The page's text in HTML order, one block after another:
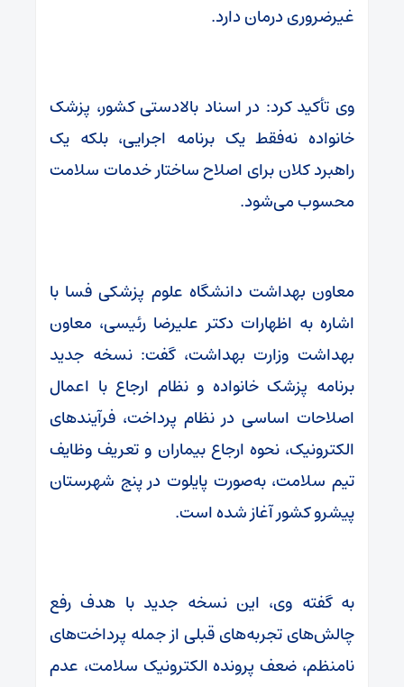
غیرضروری درمان دارد.
وی تأکید کرد: در اسناد بالادستی کشور، پزشک
خانواده نه‌فقط یک برنامه اجرایی، بلکه یک
راهبرد کلان برای اصلاح ساختار خدمات سلامت
محسوب می‌شود.
معاون بهداشت دانشگاه علوم پزشکی فسا با
اشاره به اظهارات دکتر علیرضا رئیسی، معاون
بهداشت وزارت بهداشت، گفت: نسخه جدید
برنامه پزشک خانواده و نظام ارجاع با اعمال
اصلاحات اساسی در نظام پرداخت، فرآیندهای
الکترونیک، نحوه ارجاع بیماران و تعریف وظایف
تیم سلامت، به‌صورت پایلوت در پنج شهرستان
پیشرو کشور آغاز شده است.
به گفته وی، این نسخه جدید با هدف رفع
چالش‌های تجربه‌های قبلی از جمله پرداخت‌های
نامنظم، ضعف پرونده الکترونیک سلامت، عدم